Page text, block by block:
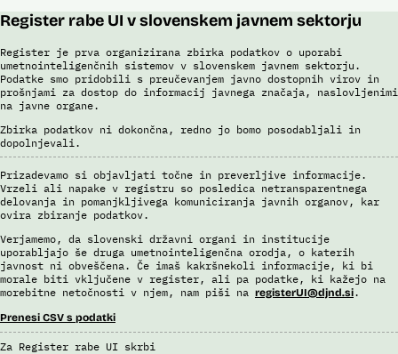
Register rabe UI v slovenskem javnem sektorju
Register je prva organizirana zbirka podatkov o uporabi
umetnointeligenčnih sistemov v slovenskem javnem sektorju.
Podatke smo pridobili s preučevanjem javno dostopnih virov in
prošnjami za dostop do informacij javnega značaja, naslovljenimi
na javne organe.
Zbirka podatkov ni dokončna, redno jo bomo posodabljali in
dopolnjevali.
Prizadevamo si objavljati točne in preverljive informacije.
Vrzeli ali napake v registru so posledica netransparentnega
delovanja in pomanjkljivega komuniciranja javnih organov, kar
ovira zbiranje podatkov.
Verjamemo, da slovenski državni organi in institucije
uporabljajo še druga umetnointeligenčna orodja, o katerih
javnost ni obveščena. Če imaš kakršnekoli informacije, ki bi
morale biti vključene v register, ali pa podatke, ki kažejo na
morebitne netočnosti v njem, nam piši na registerUI@djnd.si.
Prenesi CSV s podatki
Za Register rabe UI skrbi